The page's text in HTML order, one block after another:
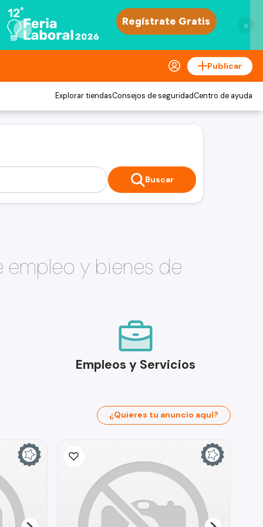
×
Publicar
Explorar tiendasConsejos de seguridadCentro de ayuda
Buscar
empleo y bienes de
Empleos y Servicios
¿Quieres tu anuncio aquí?